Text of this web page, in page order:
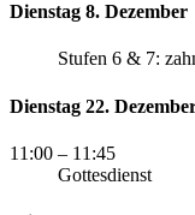
Dienstag 8. Dezember
Stufen 6 & 7:
Dienstag 22.
11:00 – 11:45
Gottesdienst